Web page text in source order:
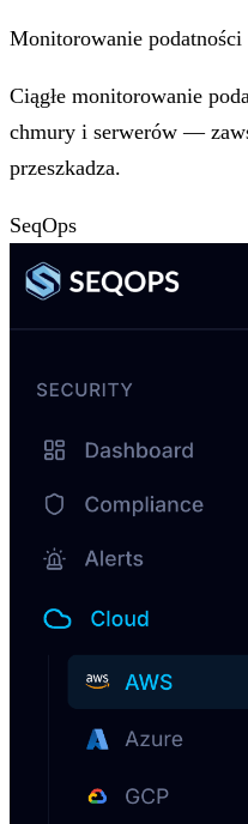
Monitorowanie podatności
Ciągłe monitorowanie
chmury i serwerów —
przeszkadza.
SeqOps